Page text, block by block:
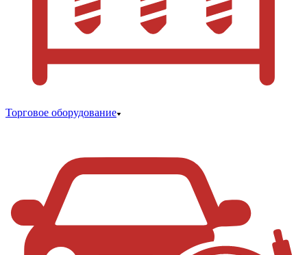
Торговое оборудование